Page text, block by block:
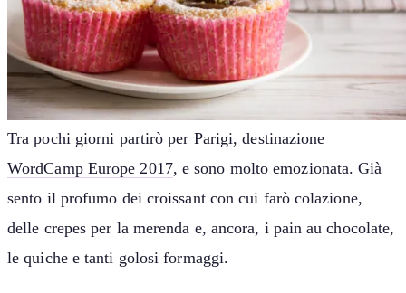
Tra pochi giorni partirò per Parigi, destinazione
WordCamp Europe 2017, e sono molto emozionata. Già
sento il profumo dei croissant con cui farò colazione,
delle crepes per la merenda e, ancora, i pain au chocolate,
le quiche e tanti golosi formaggi.